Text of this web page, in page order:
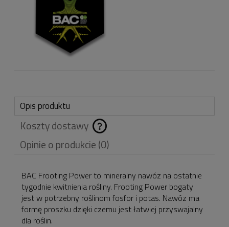
Opis produktu
Koszty dostawy
Cena nie zawiera
ewentualnych kosztów
płatności
Opinie o produkcie (0)
BAC Frooting Power to mineralny nawóz na ostatnie
tygodnie kwitnienia rośliny. Frooting Power bogaty
jest w potrzebny roślinom fosfor i potas. Nawóz ma
formę proszku dzięki czemu jest łatwiej przyswajalny
dla roślin.